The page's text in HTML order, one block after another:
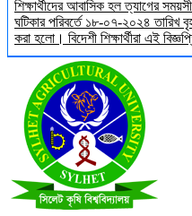
শিক্ষার্থীদের আবাসিক হল ত্যাগের
ঘটিকার পরিবর্তে ১৮-০৭-২০২৪ তারিখ
করা হলো। বিদেশী শিক্ষার্থীরা এই